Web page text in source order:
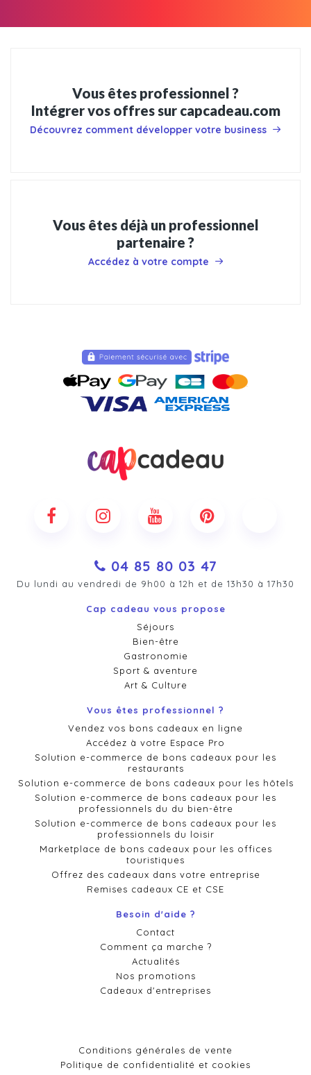
Vous êtes professionnel ?
Intégrer vos offres sur capcadeau.com
Découvrez comment développer votre business
Vous êtes déjà un professionnel
partenaire ?
Accédez à votre compte
04 85 80 03 47
Du lundi au vendredi de 9h00 à 12h et de 13h30 à 17h30
Cap cadeau vous propose
Séjours
Bien-être
Gastronomie
Sport & aventure
Art & Culture
Vous êtes professionnel ?
Vendez vos bons cadeaux en ligne
Accédez à votre Espace Pro
Solution e-commerce de bons cadeaux pour les
restaurants
Solution e-commerce de bons cadeaux pour les hôtels
Solution e-commerce de bons cadeaux pour les
professionnels du du bien-être
Solution e-commerce de bons cadeaux pour les
professionnels du loisir
Marketplace de bons cadeaux pour les offices
touristiques
Offrez des cadeaux dans votre entreprise
Remises cadeaux CE et CSE
Besoin d'aide ?
Contact
Comment ça marche ?
Actualités
Nos promotions
Cadeaux d'entreprises
Conditions générales de vente
Politique de confidentialité et cookies